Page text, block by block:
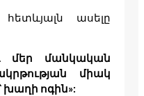
ասելը
մեր մանկական
միակ
խաղի ոգին»: